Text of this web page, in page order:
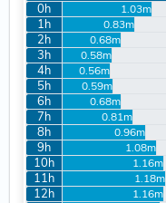
0h 1.03m
1h 0.83m
2h 0.68m
3h 0.58m
4h 0.56m
5h 0.59m
6h 0.68m
7h 0.81m
8h 0.96m
9h 1.08m
10h 1.16m
11h 1.18m
12h 1.16m